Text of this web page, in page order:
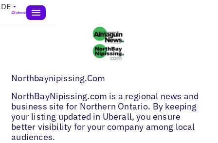
DE
Northbaynipissing.Com
NorthBayNipissing.com is a regional news and
business site for Northern Ontario. By keeping
your listing updated in Uberall, you ensure
better visibility for your company among local
audiences.